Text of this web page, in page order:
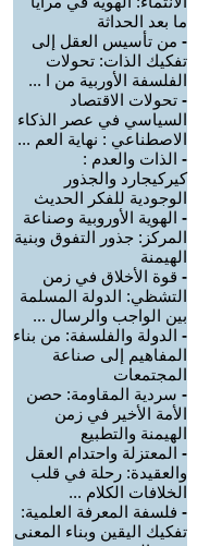
ما بعد الحداثة
- من تأسيس العقل إلى
تفكيك الذات: تحولات
الفلسفة الأوربية من ا ...
- تحولات الاقتصاد
السياسي في عصر الذكاء
الاصطناعي : نهاية العم ...
- الذات والعدم :
كيركيجارد والجذور
الوجودية للفكر الحديث
- الهوية الأوروبية وصناعة
المركز: جذور التفوق وبنية
الهيمنة
- قوة الأخلاق في زمن
التشظي: الدولة المسلمة
بين الواجب والرسال ...
- الدولة والفلسفة: من بناء
المفاهيم إلى صناعة
المجتمعات
- سردية المقاومة: حصن
الأمة الأخير في زمن
الهيمنة والتطبيع
- المعتزلة واحتدام العقل
والعقيدة: رحلة في قلب
الخلافات الكلام ...
- فلسفة المعرفة العلمية:
تفكيك اليقين وبناء المعنى